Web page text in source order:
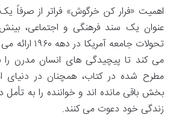
اهمیت «فرار کن خرگوش» فراتر از صرفاً
عنوان یک سند فرهنگی و اجتماعی،
تحولات جامعه
می کند تا پیچیدگی های انسان مدرن را
مطرح شده در کتاب، همچنان در دنیای
بخش باقی مانده اند و خواننده را به تأمل
زندگی خود دعوت می کنند.